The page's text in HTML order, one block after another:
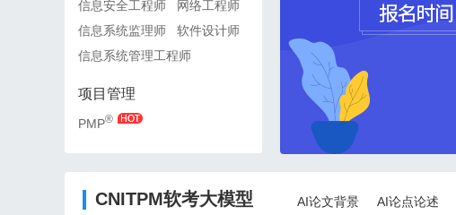
信息安全工程师
网络工程师
信息系统监理师
软件设计师
信息系统管理工程师
项目管理
PMP®
网络工程师
软件设计师
信息系统管理工程师
项目管理
CNITPM软考大模型 AI论文背景 AI论点论述